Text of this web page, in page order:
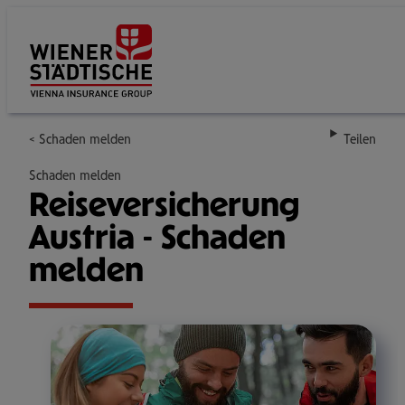
Schaden melden Teilen
Schaden melden
Rei­se­ver­si­che­rung
Austria - Schaden
melden